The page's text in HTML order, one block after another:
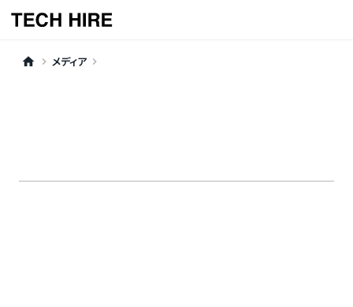
home keyboard_arrow_right メディア keyboard_arrow_right